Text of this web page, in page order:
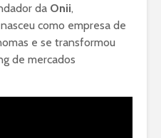
da Onii,
como empresa de
e se transformou
de mercados